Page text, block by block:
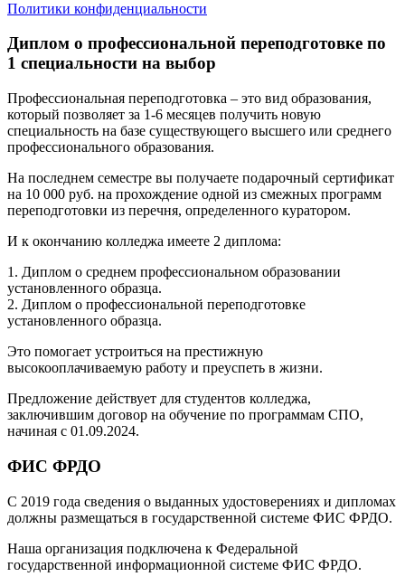
Политики конфиденциальности
Диплом о профессиональной переподготовке по
1 специальности на выбор
Профессиональная переподготовка – это вид образования,
который позволяет за 1-6 месяцев получить новую
специальность на базе существующего высшего или среднего
профессионального образования.
На последнем семестре вы получаете подарочный сертификат
на 10 000 руб. на прохождение одной из смежных программ
переподготовки из перечня, определенного куратором.
И к окончанию колледжа имеете 2 диплома:
1. Диплом о среднем профессиональном образовании
установленного образца.
2. Диплом о профессиональной переподготовке
установленного образца.
Это помогает устроиться на престижную
высокооплачиваемую работу и преуспеть в жизни.
Предложение действует для студентов колледжа,
заключившим договор на обучение по программам СПО,
начиная с 01.09.2024.
ФИС ФРДО
С 2019 года сведения о выданных удостоверениях и дипломах
должны размещаться в государственной системе ФИС ФРДО.
Наша организация подключена к Федеральной
государственной информационной системе ФИС ФРДО.